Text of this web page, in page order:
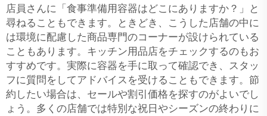
店員さんに「食事準備用容器はどこにありますか？」と
尋ねることもできます。ときどき、こうした店舗の中に
は環境に配慮した商品専門のコーナーが設けられている
こともあります。キッチン用品店をチェックするのもお
すすめです。実際に容器を手に取って確認でき、スタッ
フに質問をしてアドバイスを受けることもできます。節
約したい場合は、セールや割引価格を探すのがよいでし
ょう。多くの店舗では特別な祝日やシーズンの終わりに